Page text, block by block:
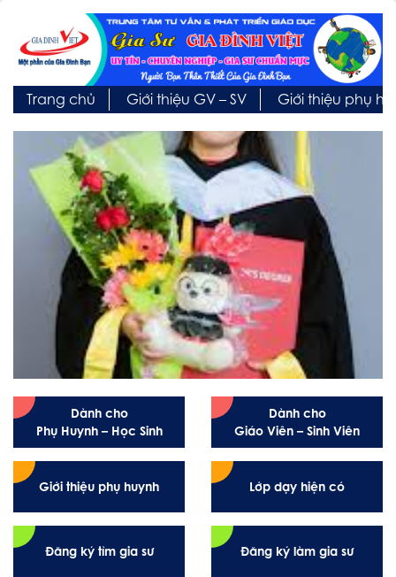
Trang chủ Giới thiệu GV – SV Giới thiệu phụ
Dành cho
Phụ Huynh – Học Sinh
Giới thiệu phụ huynh
Đăng ký tìm gia sư
Dành cho
Giáo Viên – Sinh Viên
Lớp dạy hiện có
Đăng ký làm gia sư